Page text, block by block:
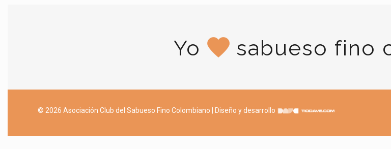
Yo sabueso fino
© 2026 Asociación Club del Sabueso Fino Colombiano | Diseño y desarrollo